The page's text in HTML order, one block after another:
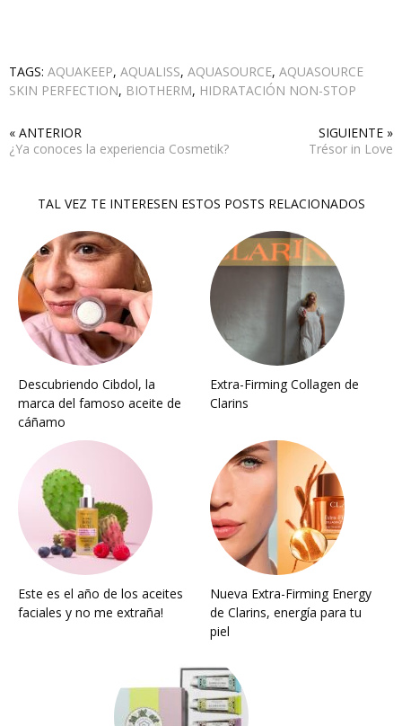
TAGS: AQUAKEEP, AQUALISS, AQUASOURCE, AQUASOURCE
SKIN PERFECTION, BIOTHERM, HIDRATACIÓN NON-STOP
« ANTERIOR
¿Ya conoces la experiencia Cosmetik?
SIGUIENTE »
Trésor in Love
TAL VEZ TE INTERESEN ESTOS POSTS RELACIONADOS
Descubriendo Cibdol, la
marca del famoso aceite de
cáñamo
Extra-Firming Collagen de
Clarins
Este es el año de los aceites
faciales y no me extraña!
Nueva Extra-Firming Energy
de Clarins, energía para tu
piel